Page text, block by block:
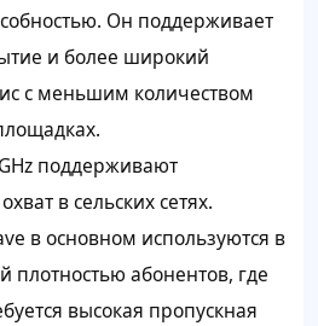
Он поддерживает
и более широкий
с меньшим количеством
поддерживают
в сельских сетях.
в основном используются в
плотностью абонентов, где
высокая пропускная